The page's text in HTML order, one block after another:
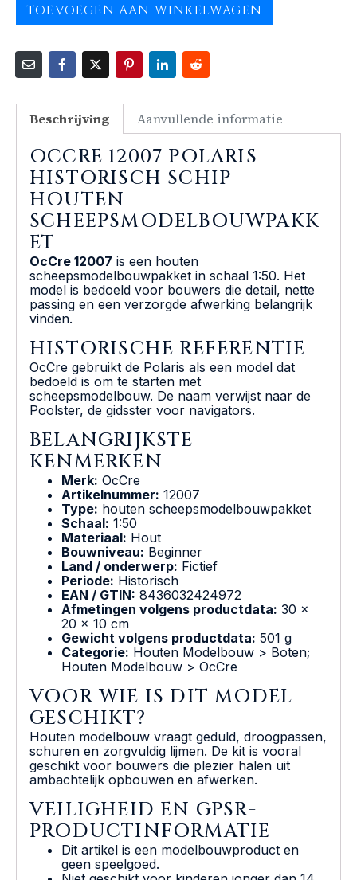
TOEVOEGEN AAN WINKELWAGEN
Beschrijving Aanvullende informatie
OCCRE 12007 POLARIS
HISTORISCH SCHIP
HOUTEN
SCHEEPSMODELBOUWPAKK
ET
OcCre 12007 is een houten
scheepsmodelbouwpakket in schaal 1:50. Het
model is bedoeld voor bouwers die detail, nette
passing en een verzorgde afwerking belangrijk
vinden.
HISTORISCHE REFERENTIE
OcCre gebruikt de Polaris als een model dat
bedoeld is om te starten met
scheepsmodelbouw. De naam verwijst naar de
Poolster, de gidsster voor navigators.
BELANGRIJKSTE
KENMERKEN
Merk: OcCre
Artikelnummer: 12007
Type: houten scheepsmodelbouwpakket
Schaal: 1:50
Materiaal: Hout
Bouwniveau: Beginner
Land / onderwerp: Fictief
Periode: Historisch
EAN / GTIN: 8436032424972
Afmetingen volgens productdata: 30 x
20 x 10 cm
Gewicht volgens productdata: 501 g
Categorie: Houten Modelbouw > Boten;
Houten Modelbouw > OcCre
VOOR WIE IS DIT MODEL
GESCHIKT?
Houten modelbouw vraagt geduld, droogpassen,
schuren en zorgvuldig lijmen. De kit is vooral
geschikt voor bouwers die plezier halen uit
ambachtelijk opbouwen en afwerken.
VEILIGHEID EN GPSR-
PRODUCTINFORMATIE
Dit artikel is een modelbouwproduct en
geen speelgoed.